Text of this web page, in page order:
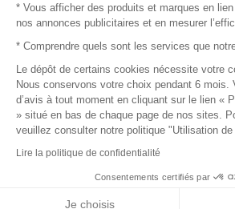
Mentions légales
Conditions
Piano Analytics
* Vous afficher des produits et marques en
nos annonces publicitaires et en mesurer
* Comprendre quels sont les services que
Le dépôt de certains cookies nécessite votre
Nous conservons votre choix pendant 6 mois.
d’avis à tout moment en cliquant sur le lien «
» situé en bas de chaque page de nos sites.
veuillez consulter notre politique "Utilisation de
Lire la politique de confidentialité
Consentements certifiés par
Je choisis